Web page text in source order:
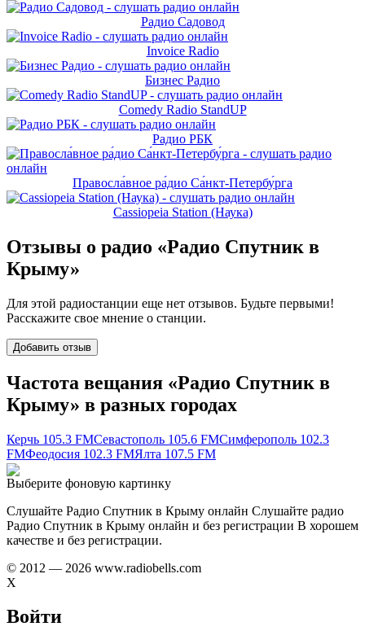
Радио Садовод
Invoice Radio
Бизнес Радио
Comedy Radio StandUP
Радио РБК
Правосла́вное ра́дио Са́нкт-Петербу́рга
Cassiopeia Station (Наука)
Отзывы о радио «Радио Спутник в
Крыму»
Для этой радиостанции еще нет отзывов. Будьте первыми!
Расскажите свое мнение о станции.
Добавить отзыв
Частота вещания «Радио Спутник в
Крыму» в разных городах
Керчь 105.3 FMСевастополь 105.6 FMСимферополь 102.3
FMФеодосия 102.3 FMЯлта 107.5 FM
Выберите фоновую картинку
Слушайте Радио Спутник в Крыму онлайн Слушайте радио
Радио Спутник в Крыму онлайн и без регистрации В хорошем
качестве и без регистрации.
© 2012 — 2026 www.radiobells.com
X
Войти